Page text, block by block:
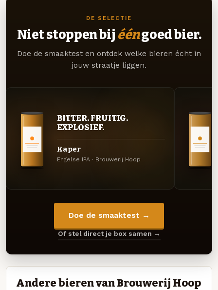
DE SELECTIE
Niet stoppen bij ééngoed bier.
Doe de smaaktest en ontdek welke bieren écht in
jouw straatje liggen.
BITTER. FRUITIG.
EXPLOSIEF.
Kaper
Engelse IPA · Brouwerij Hoop
Doe de smaaktest →
Of stel direct je box samen →
Andere bieren van Brouwerij Hoop